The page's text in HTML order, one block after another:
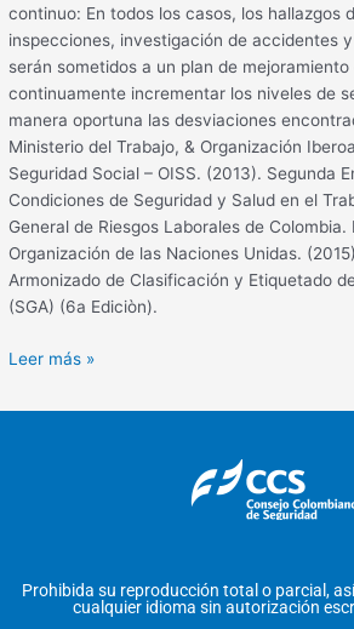
continuo: En todos los casos, los hallazgos
inspecciones, investigación de accidentes
serán sometidos a un plan de
continuamente incrementar los niveles de
manera oportuna las desviaciones
Ministerio del Trabajo, & Organización
Seguridad Social – OISS. (2013). Segunda
Condiciones de Seguridad y Salud en el
General de Riesgos Laborales de
Organización de las Naciones Unidas.
Armonizado de Clasificación y Etiquetado
(SGA) (6a Ediciòn).
Leer más »
Prohibida su reproducción total o parcial,
cualquier idioma sin autorización